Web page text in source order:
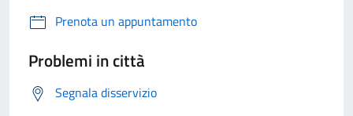
Prenota un appuntamento
Problemi in città
Segnala disservizio